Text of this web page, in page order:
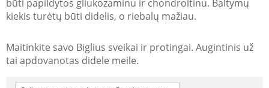
būti papildytos gliukozaminu ir chondroitinu. Baltymų
kiekis turėtų būti didelis, o riebalų mažiau.
Maitinkite savo Biglius sveikai ir protingai. Augintinis už
tai apdovanotas didele meile.